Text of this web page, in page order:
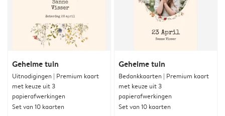
Geheime tuin
Uitnodigingen | Premium kaart
met keuze uit 3
papierafwerkingen
Set van 10 kaarten
Geheime tuin
Bedankkaarten | Premium kaart
met keuze uit 3
papierafwerkingen
Set van 10 kaarten